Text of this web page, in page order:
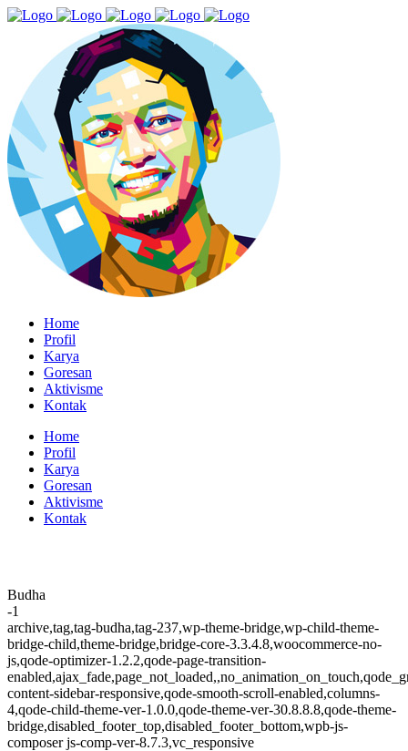
Home
Profil
Karya
Goresan
Aktivisme
Kontak
Home
Profil
Karya
Goresan
Aktivisme
Kontak
Budha
-1
archive,tag,tag-budha,tag-237,wp-theme-bridge,wp-child-theme-
bridge-child,theme-bridge,bridge-core-3.3.4.8,woocommerce-no-
js,qode-optimizer-1.2.2,qode-page-transition-
content-sidebar-responsive,qode-smooth-scroll-enabled,columns-
4,qode-child-theme-ver-1.0.0,qode-theme-ver-30.8.8.8,qode-theme-
bridge,disabled_footer_top,disabled_footer_bottom,wpb-js-
composer js-comp-ver-8.7.3,vc_responsive